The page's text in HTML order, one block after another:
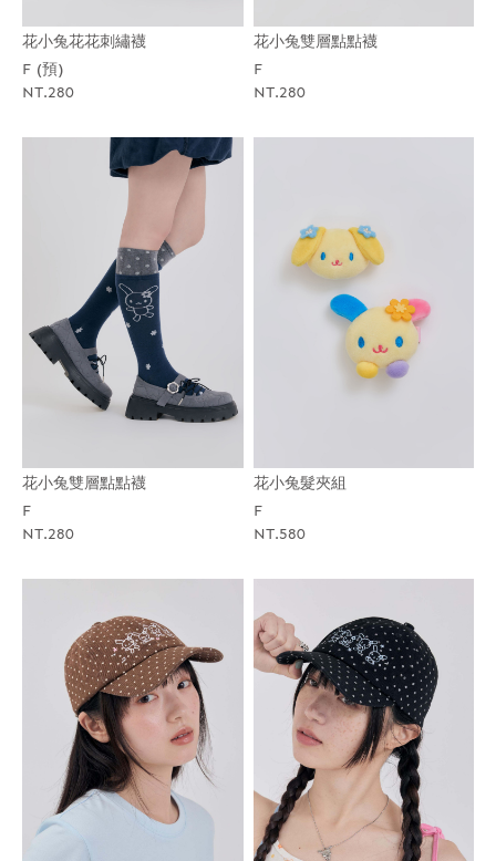
花小兔花花刺繡襪
F (預)
NT.280
花小兔雙層點點襪
F
NT.280
花小兔雙層點點襪
F
NT.280
花小兔髮夾組
F
NT.580